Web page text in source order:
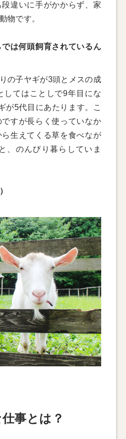
違いに手がかからず、家
物です。
は何頭飼育されているん
の子ヤギが3頭とメスの成
してはことしで9年目にな
が5代目にあたります。こ
すが長らく使っていなか
生えてくる草を食べなが
、のんびり暮らしていま
事とは？